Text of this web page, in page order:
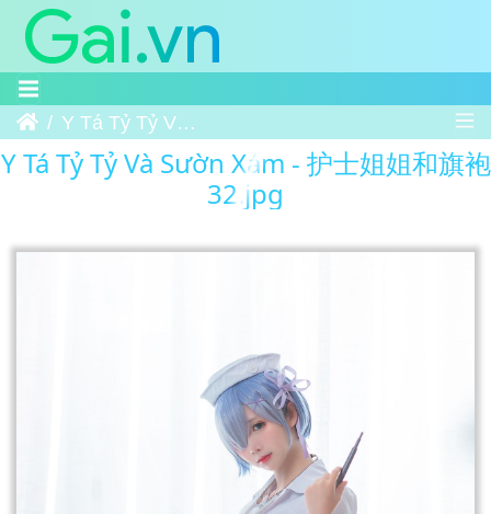
Trang chủY Tá Tỷ Tỷ Và Sườn Xám - 护士姐姐和旗袍 32
Y Tá Tỷ Tỷ Và Sườn Xám - 护士姐姐和旗袍
32.jpg